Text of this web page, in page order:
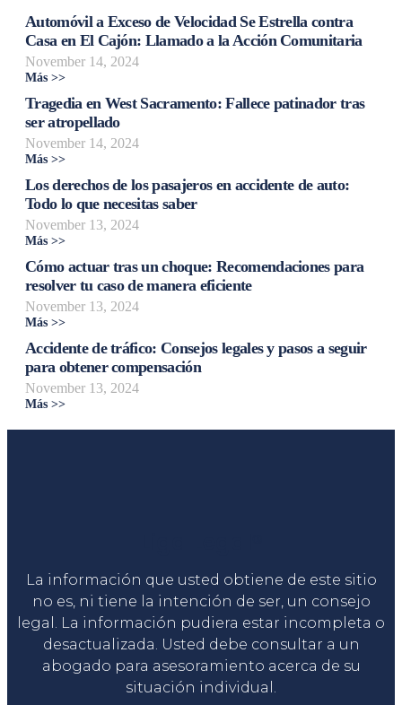
Automóvil a Exceso de Velocidad Se Estrella contra
Casa en El Cajón: Llamado a la Acción Comunitaria
November 14, 2024
Más >>
Tragedia en West Sacramento: Fallece patinador tras
ser atropellado
November 14, 2024
Más >>
Los derechos de los pasajeros en accidente de auto:
Todo lo que necesitas saber
November 13, 2024
Más >>
Cómo actuar tras un choque: Recomendaciones para
resolver tu caso de manera eficiente
November 13, 2024
Más >>
Accidente de tráfico: Consejos legales y pasos a seguir
para obtener compensación
November 13, 2024
Más >>
La información que usted obtiene de este sitio
no es, ni tiene la intención de ser, un consejo
legal. La información pudiera estar incompleta o
desactualizada. Usted debe consultar a un
abogado para asesoramiento acerca de su
situación individual.